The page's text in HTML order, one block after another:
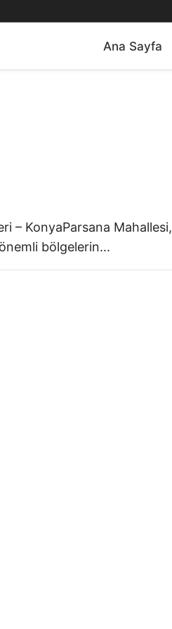
Ana Sayfa
– KonyaParsana Mahallesi,
bölgelerin...